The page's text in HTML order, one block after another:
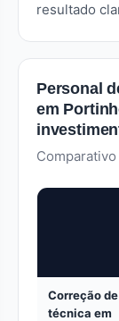
resultado
Personal
em
Correção de
técnica em